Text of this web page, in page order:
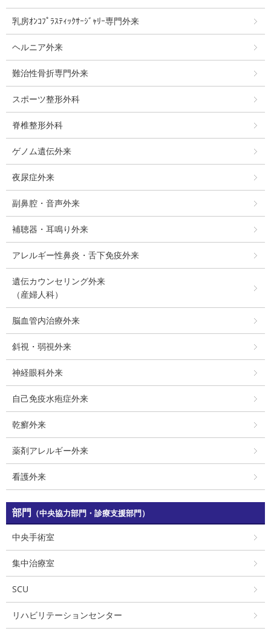
乳房ｵﾝｺﾌﾟﾗｽﾃｨｯｸｻｰｼﾞｬﾘｰ専門外来
ヘルニア外来
難治性骨折専門外来
スポーツ整形外科
脊椎整形外科
ゲノム遺伝外来
夜尿症外来
副鼻腔・音声外来
補聴器・耳鳴り外来
アレルギー性鼻炎・舌下免疫外来
遺伝カウンセリング外来
（産婦人科）
脳血管内治療外来
斜視・弱視外来
神経眼科外来
自己免疫水疱症外来
乾癬外来
薬剤アレルギー外来
看護外来
部門 （中央協力部門・診療支援部門）
中央手術室
集中治療室
SCU
リハビリテーションセンター